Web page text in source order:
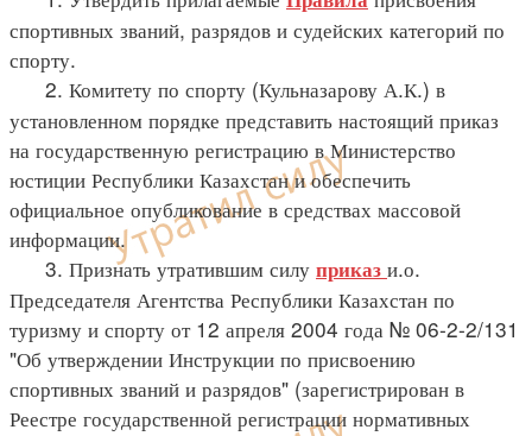
спортивных званий, разрядов и судейских категорий по
спорту.
2. Комитету по спорту (Кульназарову А.К.) в
установленном порядке представить настоящий приказ
на государственную регистрацию в Министерство
юстиции Республики Казахстан и обеспечить
официальное опубликование в средствах массовой
информации.
3. Признать утратившим силу приказ и.о.
Председателя Агентства Республики Казахстан по
туризму и спорту от 12 апреля 2004 года № 06-2-2/131
"Об утверждении Инструкции по присвоению
спортивных званий и разрядов" (зарегистрирован в
Реестре государственной регистрации нормативных